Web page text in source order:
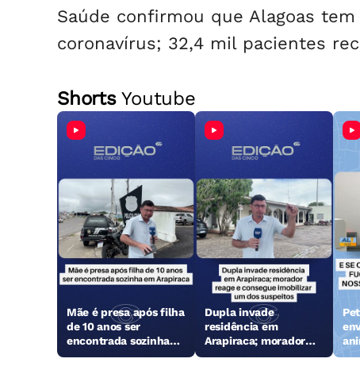
Saúde confirmou que Alagoas
coronavírus; 32,4 mil pacientes
ShortsYoutube
Mãe é presa após filha
de 10 anos ser
encontrada sozinha
em Arapiraca
Dupla invade
residência em
Arapiraca; morador
reage e consegue